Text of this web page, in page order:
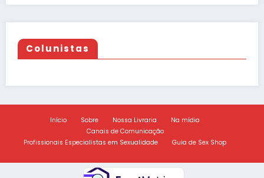
Colunistas
Início Sobre Nossa Livraria
Na mídia
Canais de Comunicação
Profissionais Especialistas em Sexualidade
Guia de Sex Shop